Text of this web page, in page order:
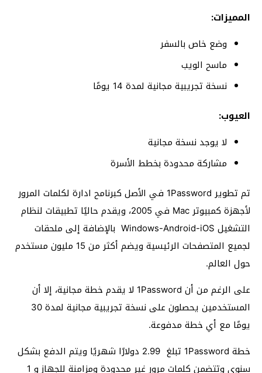
المميزات:
وضع خاص بالسفر
ماسح الويب
نسخة تجريبية مجانية لمدة 14 يومًا
العيوب:
لا يوجد نسخة مجانية
مشاركة محدودة بخطط الأسرة
تم تطوير 1Password في الأصل كبرنامح ادارة لكلمات المرور
لأجهزة كمبيوتر Mac في 2005، ويقدم حاليًا تطبيقات لنظام
التشغيل Windows-Android-iOS بالإضافة إلى ملحقات
لجميع المتصفحات الرئيسية ويضم أكثر من 15 مليون مستخدم
حول العالم.
على الرغم من أن 1Password لا يقدم خطة مجانية، إلا أن
المستخدمين يحصلون على نسخة تجريبية مجانية لمدة 30
يومًا مع أي خطة مدفوعة.
خطة 1Password تبلغ 2.99 دولارًا شهريًا ويتم الدفع بشكل
سنوي وتتضمن كلمات مرور غير محدودة ومزامنة للجهاز و 1